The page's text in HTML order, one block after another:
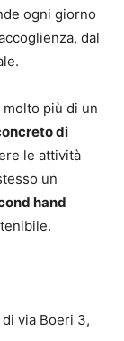
ogni giorno
dal
più di un
di
le attività
un
hand
via Boeri 3,